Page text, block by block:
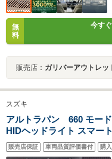
無
料
今す
販売店： ガリバーアウトレッ
スズキ
アルトラパン 660 モー
HIDヘッドライト スマー
リングストップ 前席シー
チ 電動格納ミラー オート
販売店保証 車両品質評価書付 購